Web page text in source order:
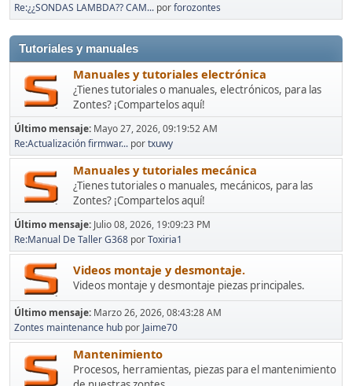
Re:¿¿SONDAS LAMBDA?? CAM... porforozontes
Tutoriales y manuales
Manuales y tutoriales electrónica
¿Tienes tutoriales o manuales, electrónicos, para las
Zontes? ¡Compartelos aquí!
Último mensaje: Mayo 27, 2026, 09:19:52 AM
Re:Actualización firmwar... portxuwy
Manuales y tutoriales mecánica
¿Tienes tutoriales o manuales, mecánicos, para las
Zontes? ¡Compartelos aquí!
Último mensaje: Julio 08, 2026, 19:09:23 PM
Re:Manual De Taller G368 porToxiria1
Videos montaje y desmontaje.
Videos montaje y desmontaje piezas principales.
Último mensaje: Marzo 26, 2026, 08:43:28 AM
Zontes maintenance hub por Jaime70
Mantenimiento
Procesos, herramientas, piezas para el mantenimiento